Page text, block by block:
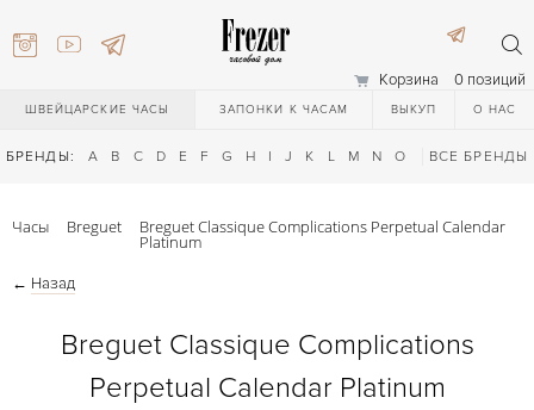
Корзина 0 позиций
ШВЕЙЦАРСКИЕ ЧАСЫ ЗАПОНКИ К ЧАСАМ ВЫКУП О НАС
БРЕНДЫ: A B C D E F G H I J K L M N O Q R S T
ВСЕ БРЕНДЫ
Часы Breguet Breguet Classique Complications Perpetual Calendar
Platinum
← Назад
Breguet Classique Complications
Perpetual Calendar Platinum